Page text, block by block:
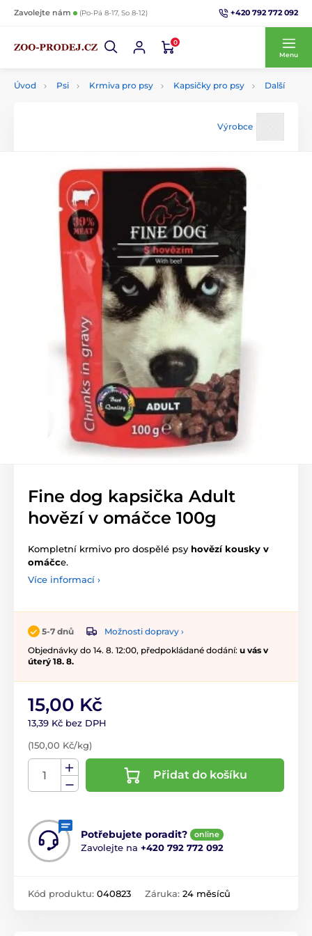
Zavolejte nám (Po-Pá 8-17, So 8-12) +420 792 772 092
0
Menu
Úvod Psi Krmiva pro psy Kapsičky pro psy Další
Výrobce
Fine dog kapsička Adult
hovězí v omáčce 100g
Kompletní krmivo pro dospělé psy hovězí kousky v
omáčce.
Více informací ›
5-7 dnů
Možnosti dopravy ›
Objednávky do 14. 8. 12:00, předpokládané dodání: u vás v
úterý 18. 8.
15,00 Kč
13,39 Kč bez DPH
(150,00 Kč/kg)
Přidat do košíku
Potřebujete poradit? online
Zavolejte na +420 792 772 092
Kód produktu: 040823 Záruka: 24 měsíců